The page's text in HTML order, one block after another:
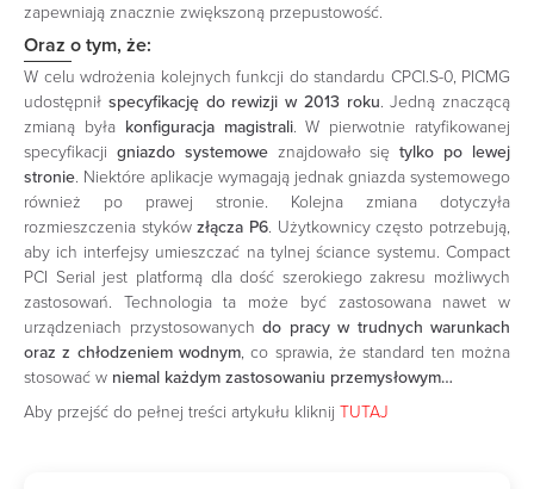
zapewniają znacznie zwiększoną przepustowość.
Oraz o tym, że:
W celu wdrożenia kolejnych funkcji do standardu CPCI.S-0, PICMG
udostępnił specyfikację do rewizji w 2013 roku. Jedną znaczącą
zmianą była konfiguracja magistrali. W pierwotnie ratyfikowanej
specyfikacji gniazdo systemoweznajdowało siętylko po lewej
stronie. Niektóre aplikacje wymagają jednak gniazda systemowego
również po prawej stronie. Kolejna zmiana dotyczyła
rozmieszczenia stykówzłącza P6. Użytkownicy często potrzebują,
aby ich interfejsy umieszczać na tylnej ściance systemu. Compact
PCI Serial jest platformą dla dość szerokiego zakresu możliwych
zastosowań. Technologia ta może być zastosowana nawet w
urządzeniach przystosowanych do pracy w trudnych warunkach
oraz z chłodzeniem wodnym, co sprawia, że standard ten można
stosować w niemal każdym zastosowaniu przemysłowym…
Aby przejść do pełnej treści artykułu kliknij TUTAJ